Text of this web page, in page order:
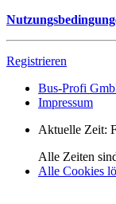
Registrieren
Bus-Profi
Impressum
Aktuelle Zeit:
Alle Zeiten
Alle Cookies